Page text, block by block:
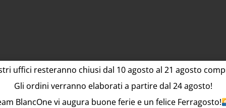
interessarti
uffici resteranno chiusi dal 10agosto al 21 agosto
Gli ordini verranno elaborati a partire dal 24agosto!
BlancOne vi augura buone ferie e un felice Ferragosto!